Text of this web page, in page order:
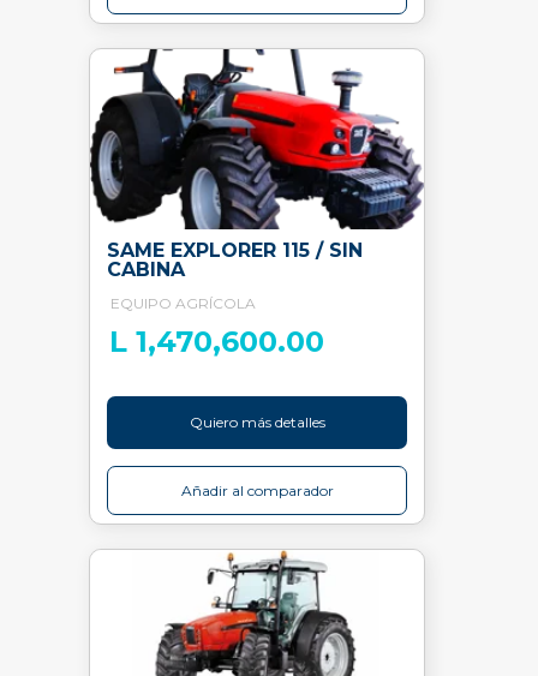
SAME EXPLORER 115 / SIN
CABINA
EQUIPO AGRÍCOLA
L 1,470,600.00
Quiero más detalles
Añadir al comparador